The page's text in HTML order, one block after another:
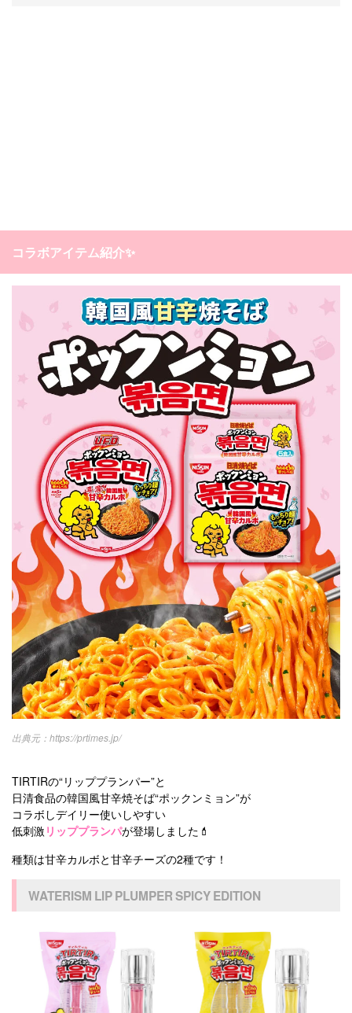
コラボアイテム紹介✨
https://prtimes.jp/
TIRTIRの“リッププランパー”と
日清食品の韓国風甘辛焼そば“ポックンミョン”が
コラボしデイリー使いしやすい
低刺激 リッププランパが登場しました💄
種類は甘辛カルボと甘辛チーズの2種です！
WATERISM LIP PLUMPER SPICY EDITION